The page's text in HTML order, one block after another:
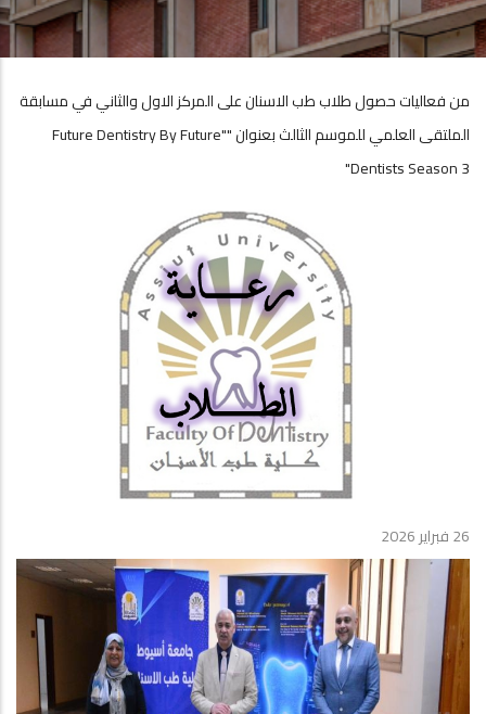
من فعاليات حصول طلاب طب الاسنان على المركز الاول والثاني في مسابقة
الملتقى العلمي للموسم الثالث بعنوان ""future Dentistry By Future
"Dentists Season 3
26 فبراير 2026